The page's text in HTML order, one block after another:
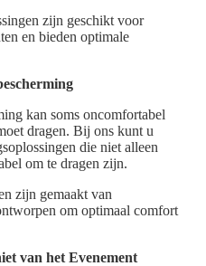
zijn geschikt voor
en bieden optimale
kan soms oncomfortabel
dragen. Bij ons kunt u
die niet alleen
om te dragen zijn.
zijn gemaakt van
om optimaal comfort
van het Evenement